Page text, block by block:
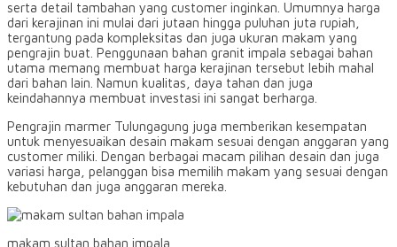
serta detail tambahan yang customer inginkan. Umumnya harga
dari kerajinan ini mulai dari jutaan hingga puluhan juta rupiah,
tergantung pada kompleksitas dan juga ukuran makam yang
pengrajin buat. Penggunaan bahan granit impala sebagai bahan
utama memang membuat harga kerajinan tersebut lebih mahal
dari bahan lain. Namun kualitas, daya tahan dan juga
keindahannya membuat investasi ini sangat berharga.
Pengrajin marmer Tulungagung juga memberikan kesempatan
untuk menyesuaikan desain makam sesuai dengan anggaran yang
customer miliki. Dengan berbagai macam pilihan desain dan juga
variasi harga, pelanggan bisa memilih makam yang sesuai dengan
kebutuhan dan juga anggaran mereka.
makam sultan bahan impala